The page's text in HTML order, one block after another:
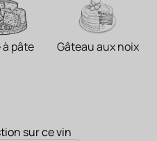
à pâte
Gâteau aux noix
sur ce vin